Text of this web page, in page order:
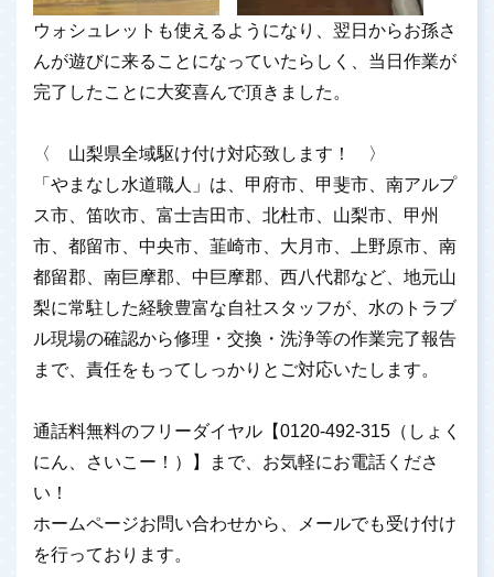
ウォシュレットも使えるようになり、翌日からお孫さ
んが遊びに来ることになっていたらしく、当日作業が
完了したことに大変喜んで頂きました。
〈 山梨県全域駆け付け対応致します！ 〉
「やまなし水道職人」は、甲府市、甲斐市、南アルプ
ス市、笛吹市、富士吉田市、北杜市、山梨市、甲州
市、都留市、中央市、韮崎市、大月市、上野原市、南
都留郡、南巨摩郡、中巨摩郡、西八代郡など、地元山
梨に常駐した経験豊富な自社スタッフが、水のトラブ
ル現場の確認から修理・交換・洗浄等の作業完了報告
まで、責任をもってしっかりとご対応いたします。
通話料無料のフリーダイヤル【0120-492-315（しょく
にん、さいこー！）】まで、お気軽にお電話くださ
い！
ホームページお問い合わせから、メールでも受け付け
を行っております。